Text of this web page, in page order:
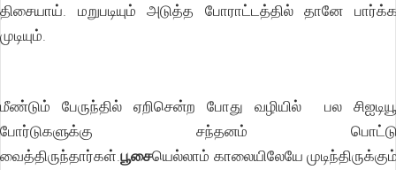
திசையாய். மறுபடியும் அடுத்த போராட்டத்தில் தானே
முடியும்.
மீண்டும் பேருந்தில் ஏறிசென்ற போது வழியில் பல
போர்டுகளுக்கு சந்தனம்
வைத்திருந்தார்கள்.பூசையெல்லாம் காலையிலேயே